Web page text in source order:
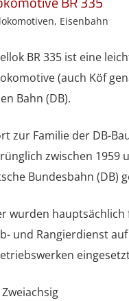
, Eisenbahn
BR 335 ist eine
(auch Köf
Bahn (DB).
zur Familie der DB-
zwischen 1959
Bundesbahn (DB)
wurden hauptsächlich
und Rangierdienst
Zweiachsig